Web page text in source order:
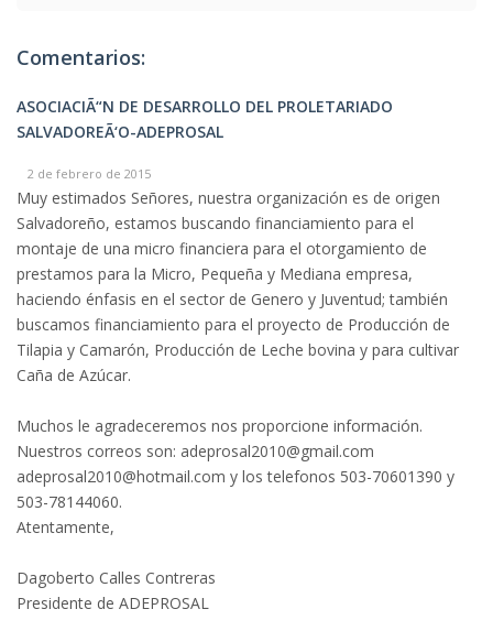
Comentarios:
ASOCIACIÃ“N DE DESARROLLO DEL PROLETARIADO
SALVADOREÃ‘O-ADEPROSAL
2 de febrero de 2015
Muy estimados Señores, nuestra organización es de origen
Salvadoreño, estamos buscando financiamiento para el
montaje de una micro financiera para el otorgamiento de
prestamos para la Micro, Pequeña y Mediana empresa,
haciendo énfasis en el sector de Genero y Juventud; también
buscamos financiamiento para el proyecto de Producción de
Tilapia y Camarón, Producción de Leche bovina y para cultivar
Caña de Azúcar.
Muchos le agradeceremos nos proporcione información.
Nuestros correos son: adeprosal2010@gmail.com
adeprosal2010@hotmail.com y los telefonos 503-70601390 y
503-78144060.
Atentamente,
Dagoberto Calles Contreras
Presidente de ADEPROSAL